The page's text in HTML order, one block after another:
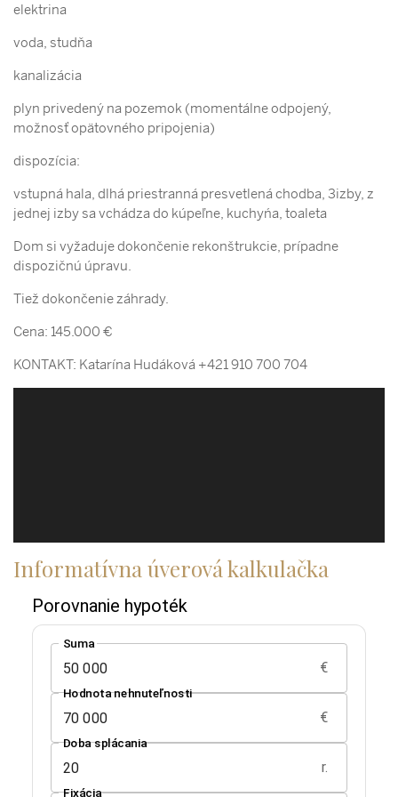
elektrina
voda, studňa
kanalizácia
plyn privedený na pozemok (momentálne odpojený,
možnosť opätovného pripojenia)
dispozícia:
vstupná hala, dlhá priestranná presvetlená chodba, 3izby, z
jednej izby sa vchádza do kúpeľne, kuchyńa, toaleta
Dom si vyžaduje dokončenie rekonštrukcie, prípadne
dispozičnú úpravu.
Tiež dokončenie záhrady.
Cena: 145.000 €
KONTAKT: Katarína Hudáková +421 910 700 704
Informatívna úverová kalkulačka